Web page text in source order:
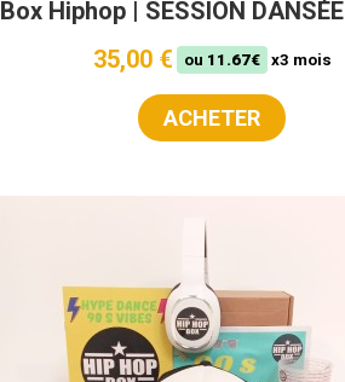
Box Hiphop | SESSION DANSÉE
35,00 €
ou 11.67€ x3 mois
ACHETER